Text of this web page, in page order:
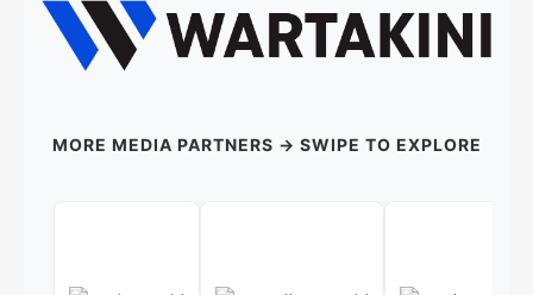
MORE MEDIA PARTNERS → SWIPE TO EXPLORE